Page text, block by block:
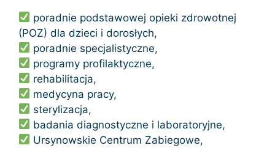
poradnie podstawowej opieki zdrowotnej
(POZ) dla dzieci i dorosłych,
poradnie specjalistyczne,
programy profilaktyczne,
rehabilitacja,
medycyna pracy,
sterylizacja,
badania diagnostyczne i laboratoryjne,
Ursynowskie Centrum Zabiegowe,